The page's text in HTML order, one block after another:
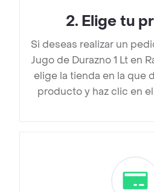
2. Elige tu
Si deseas realizar un
Jugo de Durazno 1 Lt en
elige la tienda en la que
producto y haz clic en el